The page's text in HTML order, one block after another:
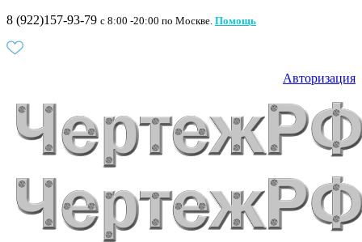
8 (922)157-93-79 c 8:00 -20:00 по Москве. Помощь
Авторизация